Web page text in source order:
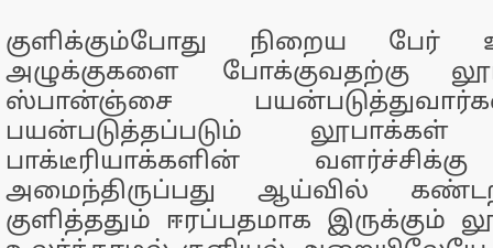
குளிக்கும்போது நிறைய
அழுக்குகளை போக்குவதற்கு
ஸ்பான்ஞ்சை
பயன்படுத்தப்படும்
பாக்டீரியாக்களின்
அமைந்திருப்பது ஆய்வில்
குளித்ததும் ஈரப்பதமாக இருக்கும்